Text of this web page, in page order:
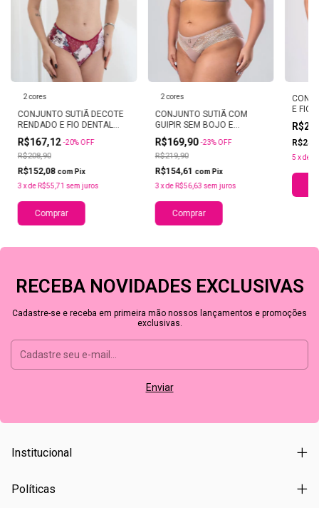
2 cores
CONJUNTO SUTIÃ DECOTE
RENDADO E FIO DENTAL
LARGO HORTENCIA
R$167,12-20%OFF
R$208,90
R$152,08 com Pix
3 xde R$55,71 sem juros
Comprar
2 cores
CONJUNTO SUTIÃ COM
GUIPIR SEM BOJO E
CALCINHA RENDADA PLUS
HORTENCIA
R$169,90-23%OFF
R$219,90
R$154,61 com Pix
3 xde R$56,63 sem juros
Comprar
E FIO
5 xde
RECEBA NOVIDADES EXCLUSIVAS
Cadastre-se e receba em primeira mão nossos lançamentos e promoções
exclusivas.
Institucional
Políticas